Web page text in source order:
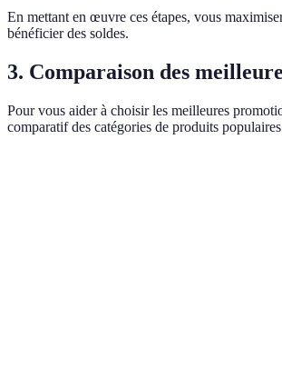
En mettant en œuvre ces étapes, vous
bénéficier des soldes.
3. Comparaison des
Pour vous aider à choisir les meilleures
comparatif des catégories de produits